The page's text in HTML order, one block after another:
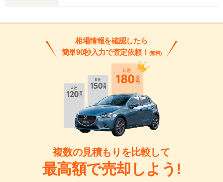
相場情報を確認したら
簡単90秒入力で査定依頼！ (無料)
複数の見積もりを比較して
最高額で売却しよう!